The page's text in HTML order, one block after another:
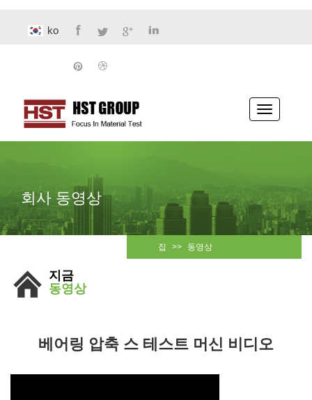
ko
전
환
회사 동영상
집 >> 동영상
지금
동영상
베어링 압축 스 테스트 머신 비디오